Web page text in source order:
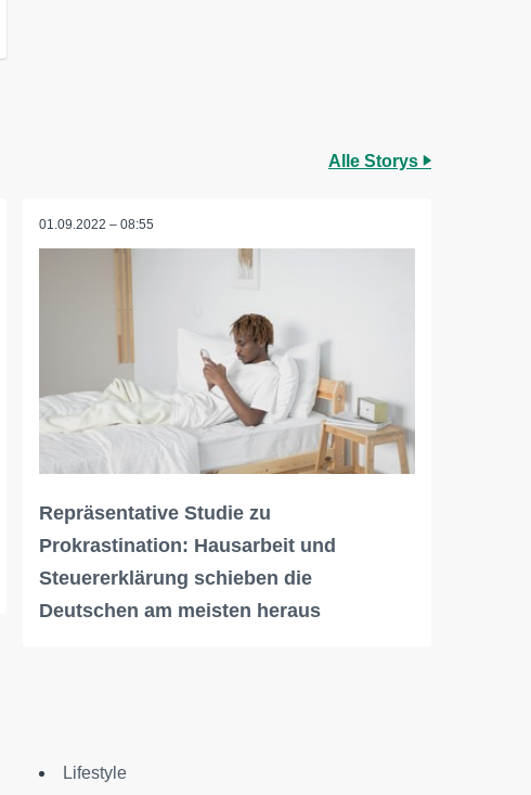
Alle Storys
01.09.2022 – 08:55
Repräsentative Studie zu
Prokrastination: Hausarbeit und
Steuererklärung schieben die
Deutschen am meisten heraus
Lifestyle